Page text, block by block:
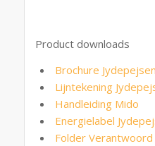
Product downloads
Brochure Jydepejsen
Lijntekening
Handleiding Mido
Energielabel
Folder Verantwoord